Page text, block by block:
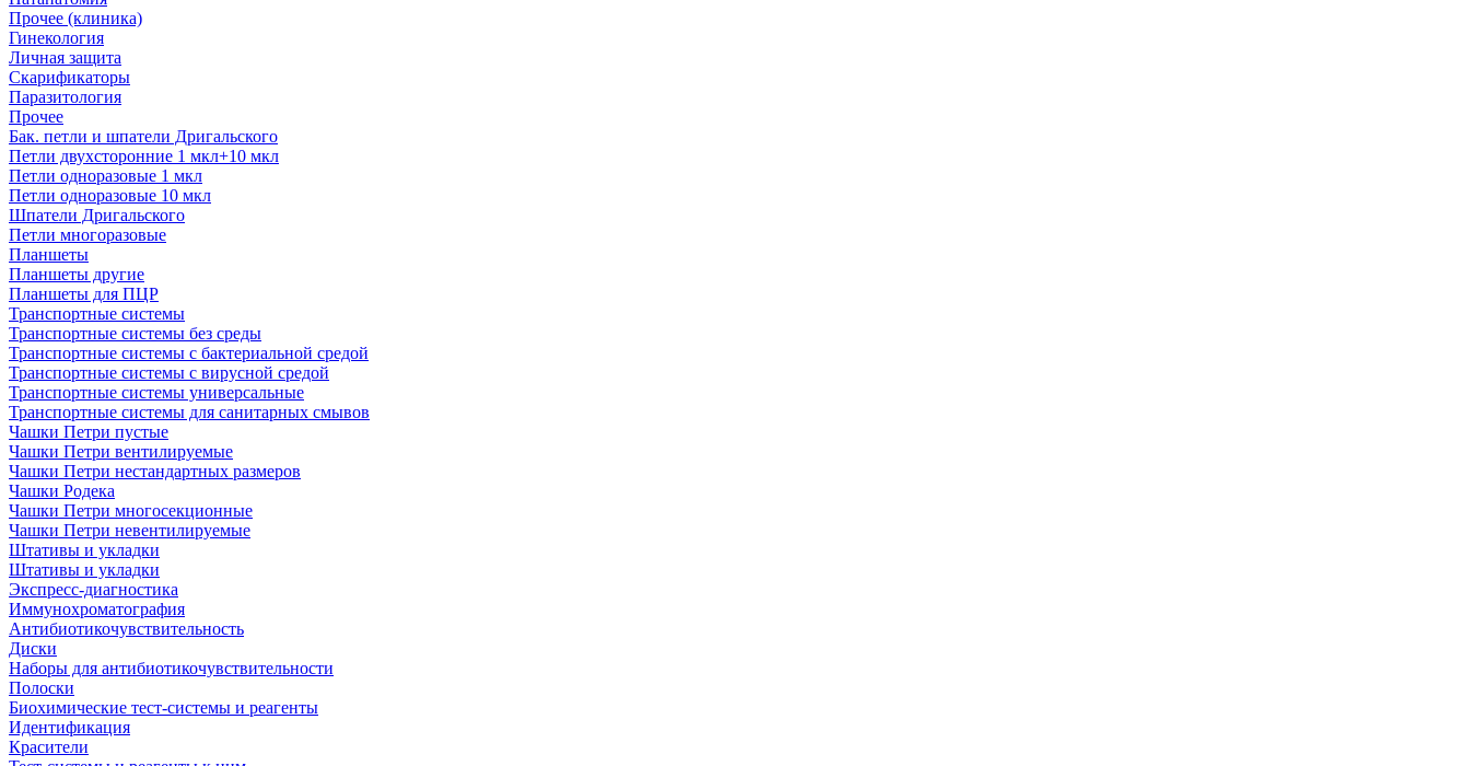
Прочее (клиника)
Гинекология
Личная защита
Скарификаторы
Паразитология
Прочее
Бак. петли и шпатели Дригальского
Петли двухсторонние 1 мкл+10 мкл
Петли одноразовые 1 мкл
Петли одноразовые 10 мкл
Шпатели Дригальского
Петли многоразовые
Планшеты
Планшеты другие
Планшеты для ПЦР
Транспортные системы
Транспортные системы без среды
Транспортные системы с бактериальной средой
Транспортные системы с вирусной средой
Транспортные системы универсальные
Транспортные системы для санитарных смывов
Чашки Петри пустые
Чашки Петри вентилируемые
Чашки Петри нестандартных размеров
Чашки Родека
Чашки Петри многосекционные
Чашки Петри невентилируемые
Штативы и укладки
Штативы и укладки
Экспресс-диагностика
Иммунохроматография
Антибиотикочувствительность
Диски
Наборы для антибиотикочувствительности
Полоски
Биохимические тест-системы и реагенты
Идентификация
Красители